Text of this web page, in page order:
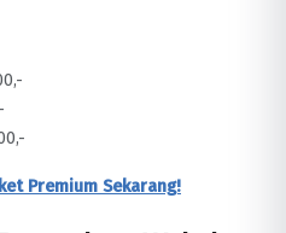
Premium Sekarang!